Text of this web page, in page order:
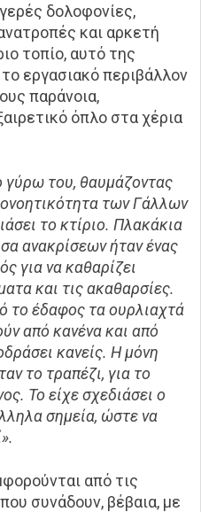
δολοφονίες,
και αρκετή
τοπίο, αυτό της
εργασιακό περιβάλλον
παράνοια,
όπλο στα χέρια
γύρω του, θαυμάζοντας
των Γάλλων
το κτίριο. Πλακάκια
ανακρίσεων ήταν ένας
για να καθαρίζει
και τις ακαθαρσίες.
το έδαφος τα ουρλιαχτά
από κανένα και από
κανείς. Η μόνη
το τραπέζι, για το
Το είχε σχεδιάσει ο
σημεία, ώστε να
από τις
συνάδουν, βέβαια, με